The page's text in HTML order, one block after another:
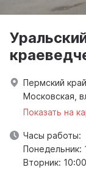
Пермский
Московская,
Показать на
Часы работы:
Понедельник:
Вторник: